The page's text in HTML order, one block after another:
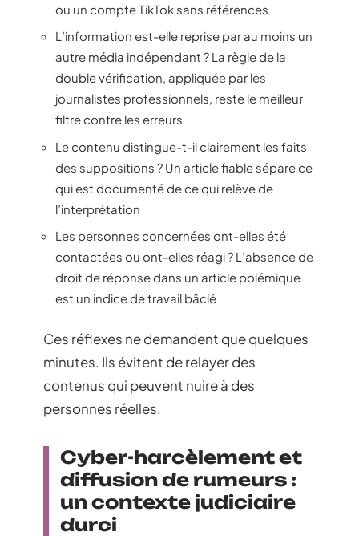
ou un compte TikTok sans références
L’information est-elle reprise par au moins un
autre média indépendant ? La règle de la
double vérification, appliquée par les
journalistes professionnels, reste le meilleur
filtre contre les erreurs
Le contenu distingue-t-il clairement les faits
des suppositions ? Un article fiable sépare ce
qui est documenté de ce qui relève de
l’interprétation
Les personnes concernées ont-elles été
contactées ou ont-elles réagi ? L’absence de
droit de réponse dans un article polémique
est un indice de travail bâclé
Ces réflexes ne demandent que quelques
minutes. Ils évitent de relayer des
contenus qui peuvent nuire à des
personnes réelles.
Cyber-harcèlement et
diffusion de rumeurs :
un contexte judiciaire
durci